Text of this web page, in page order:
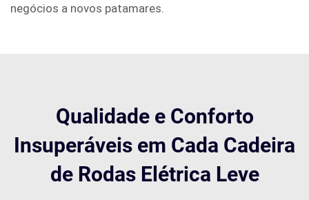
negócios a novos patamares.
Qualidade e Conforto
Insuperáveis em Cada Cadeira
de Rodas Elétrica Leve